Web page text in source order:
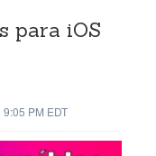
para iOS
PM EDT